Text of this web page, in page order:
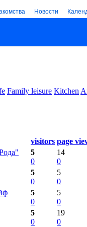
Новости
Family leisure Kitchen
visitors page
5
0
14
0
5
0
5
0
5
0
5
0
5
0
19
0